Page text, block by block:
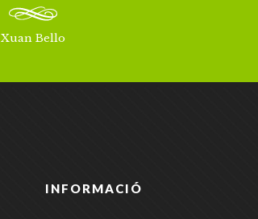
Xuan Bello
INFORMACIÓ